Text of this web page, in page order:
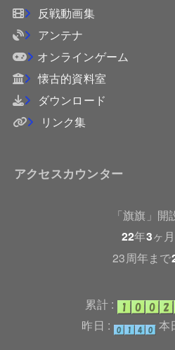
反戦動画集
アンテナ
オンラインゲーム
懐古的資料室
ダウンロード
リンク集
アクセスカウンター
「旗旗」開
22年3ヶ月
23周年まで
累計 :
昨日 :
本